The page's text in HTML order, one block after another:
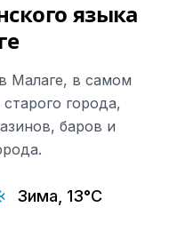
языка
Малаге, в самом
города,
баров и
Зима, 13°C